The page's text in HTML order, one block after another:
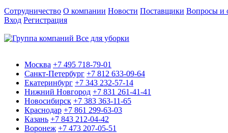
Сотрудничество О компании Новости Поставщики Вопросы и
Вход Регистрация
Москва +7 495 718-79-01
Санкт-Петербург +7 812 633-09-64
Екатеринбург +7 343 232-57-14
Нижний Новгород +7 831 261-41-41
Новосибирск +7 383 363-11-65
Краснодар +7 861 299-63-03
Казань +7 843 212-04-42
Воронеж +7 473 207-05-51